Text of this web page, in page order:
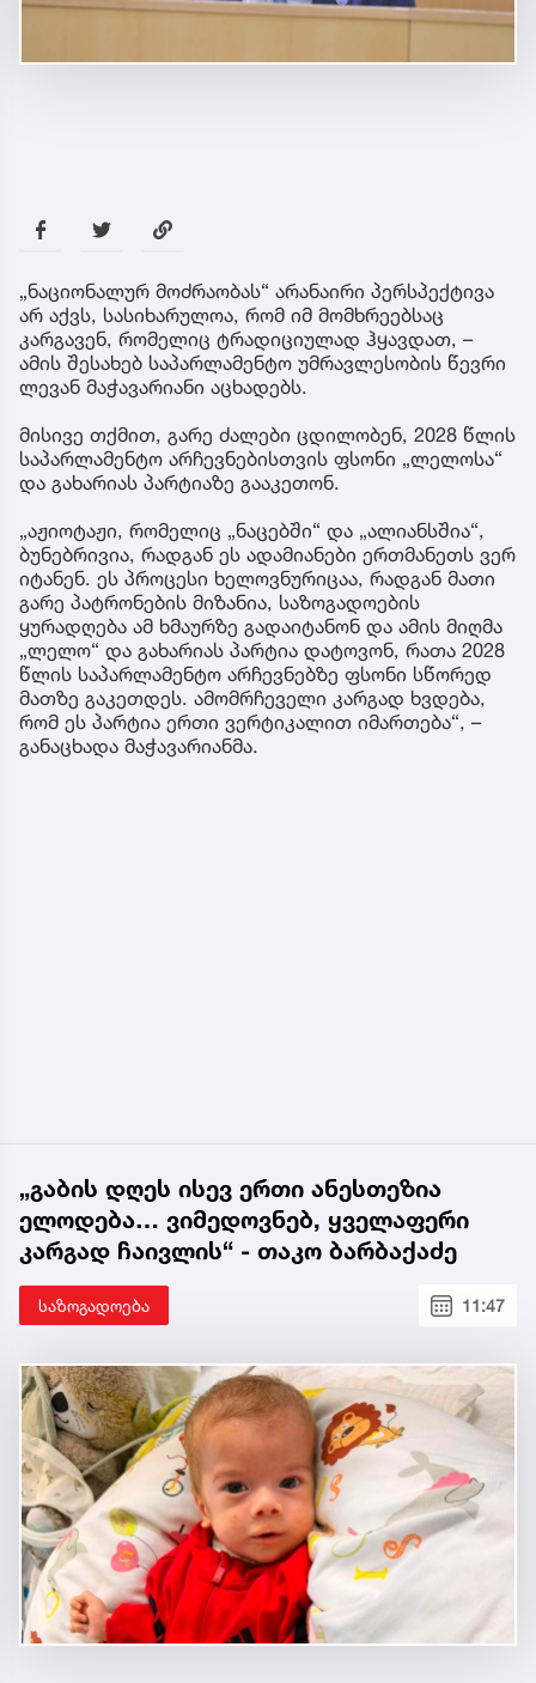
„ნაციონალურ მოძრაობას“ არანაირი პერსპექტივა
არ აქვს, სასიხარულოა, რომ იმ მომხრეებსაც
კარგავენ, რომელიც ტრადიციულად ჰყავდათ, –
ამის შესახებ საპარლამენტო უმრავლესობის წევრი
ლევან მაჭავარიანი აცხადებს.
მისივე თქმით, გარე ძალები ცდილობენ, 2028 წლის
საპარლამენტო არჩევნებისთვის ფსონი „ლელოსა“
და გახარიას პარტიაზე გააკეთონ.
„აჟიოტაჟი, რომელიც „ნაცებში“ და „ალიანსშია“,
ბუნებრივია, რადგან ეს ადამიანები ერთმანეთს ვერ
იტანენ. ეს პროცესი ხელოვნურიცაა, რადგან მათი
გარე პატრონების მიზანია, საზოგადოების
ყურადღება ამ ხმაურზე გადაიტანონ და ამის მიღმა
„ლელო“ და გახარიას პარტია დატოვონ, რათა 2028
წლის საპარლამენტო არჩევნებზე ფსონი სწორედ
მათზე გაკეთდეს. ამომრჩეველი კარგად ხვდება,
რომ ეს პარტია ერთი ვერტიკალით იმართება“, –
განაცხადა მაჭავარიანმა.
„გაბის დღეს ისევ ერთი ანესთეზია
ელოდება… ვიმედოვნებ, ყველაფერი
კარგად ჩაივლის“ - თაკო ბარბაქაძე
საზოგადოება 11:47